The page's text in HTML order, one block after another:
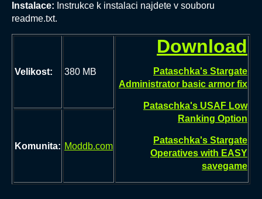
Instalace: Instrukce k instalaci najdete v souboru
readme.txt.
Velikost: 380 MB
Download
Pataschka's Stargate
Administrator basic armor fix
Pataschka's USAF Low
Ranking Option
Pataschka's Stargate
Operatives with EASY
savegame
Komunita: Moddb.com